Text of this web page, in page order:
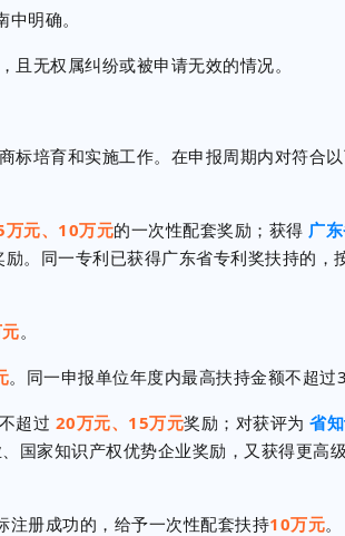
明确。
无权属纠纷或被申请无效的情况。
培育和实施工作。在申报周期内对符合
元、10万元的一次性配套奖励；获得 广
励。同一专利已获得广东省专利奖扶持的，
。
。同一申报单位年度内最高扶持金额不超过3
超过 20万元、15万元奖励；对获评为 省
国家知识产权优势企业奖励，又获得更高
册成功的，给予一次性配套扶持10万元。